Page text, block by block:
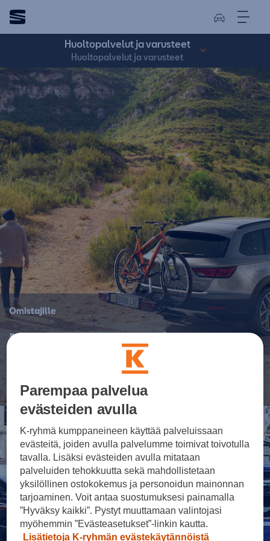
Huoltopalvelut ja varusteet
Huoltopalvelut ja varusteet
Omistajille
Huoltopalvelut ja
Parempaa palvelua
evästeiden avulla
K-ryhmä kumppaneineen käyttää palveluissaan
evästeitä, joiden avulla palvelumme toimivat toivotulla
tavalla. Lisäksi evästeiden avulla mitataan
palveluiden tehokkuutta sekä mahdollistetaan
yksilöllinen ostokokemus ja personoidun mainonnan
tarjoaminen. Voit antaa suostumuksesi painamalla
”Hyväksy kaikki”. Pystyt muuttamaan valintojasi
myöhemmin ”Evästeasetukset”-linkin kautta.
Lisätietoja K-ryhmän evästekäytännöistä